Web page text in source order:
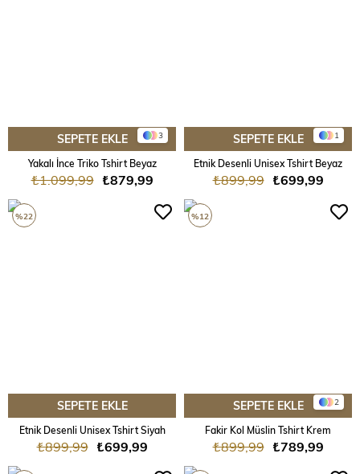
3
SEPETE EKLE
Yakalı İnce Triko Tshirt Beyaz
₺879,99
₺1.099,99
1
SEPETE EKLE
Etnik Desenli Unisex Tshirt Beyaz
₺699,99
₺899,99
SEPETE EKLE
Etnik Desenli Unisex Tshirt Siyah
₺699,99
₺899,99
%22
2
SEPETE EKLE
Fakir Kol Müslin Tshirt Krem
₺789,99
₺899,99
%12